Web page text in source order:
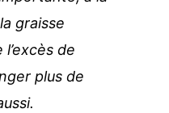
graisse
de
plus de